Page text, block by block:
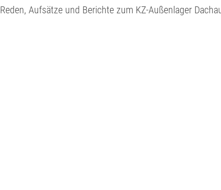
Reden, Aufsätze und Berichte zum KZ-Außenlager